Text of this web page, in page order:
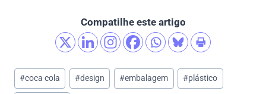
Compatilhe este artigo
Post
Tags:
#coca cola #design #embalagem #plástico